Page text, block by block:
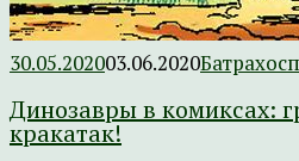
30.05.202003.06.2020
Динозавры в комиксах:
кракатак!